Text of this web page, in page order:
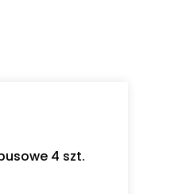
4 szt.